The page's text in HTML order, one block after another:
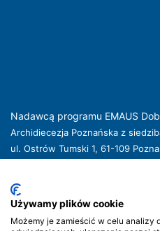
Nadawcą programu EMAUS
Archidiecezja Poznańska z
ul. Ostrów Tumski 1, 61-109
Nadawca oferuje usługi medialne
radiowego pod nazwą EMAUS
internetową Nadawcy.
Używamy plików cookie
Możemy je zamieścić w celu analizy